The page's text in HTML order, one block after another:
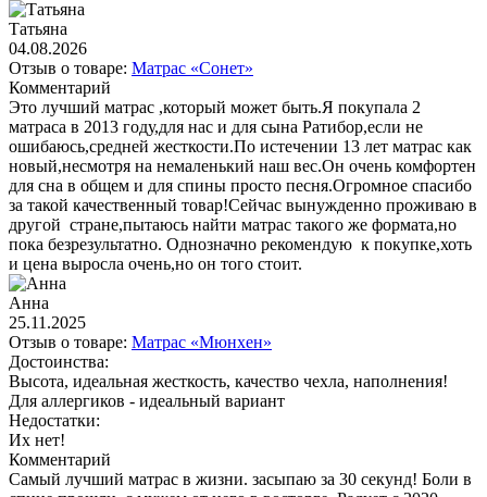
Татьяна
04.08.2026
Отзыв о товаре: Матрас «Сонет»
Комментарий
Это лучший матрас ,который может быть.Я покупала 2
матраса в 2013 году,для нас и для сына Ратибор,если не
ошибаюсь,средней жесткости.По истечении 13 лет матрас как
новый,несмотря на немаленький наш вес.Он очень комфортен
для сна в общем и для спины просто песня.Огромное спасибо
за такой качественный товар!Сейчас вынужденно проживаю в
другой стране,пытаюсь найти матрас такого же формата,но
пока безрезультатно. Однозначно рекомендую к покупке,хоть
и цена выросла очень,но он того стоит.
Анна
25.11.2025
Отзыв о товаре: Матрас «Мюнхен»
Достоинства:
Высота, идеальная жесткость, качество чехла, наполнения!
Для аллергиков - идеальный вариант
Недостатки:
Их нет!
Комментарий
Самый лучший матрас в жизни. засыпаю за 30 секунд! Боли в